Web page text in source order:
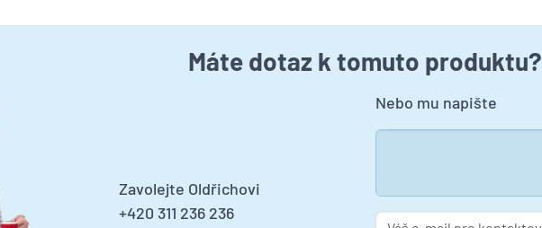
Máte dotaz k tomuto produktu?
Zavolejte Oldřichovi
+420 311 236 236
Nebo mu napište